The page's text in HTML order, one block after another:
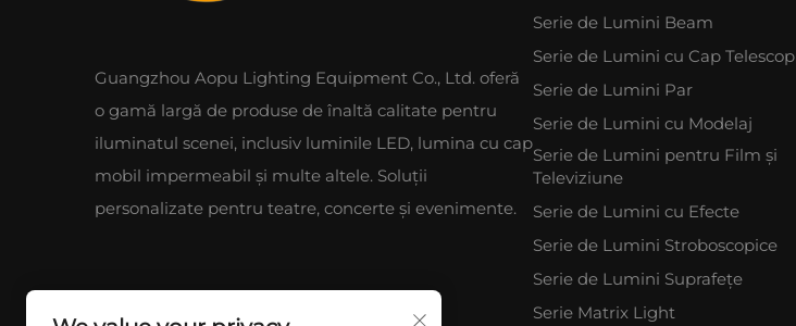
Guangzhou Aopu Lighting Equipment Co., Ltd. oferă
o gamă largă de produse de înaltă calitate pentru
iluminatul scenei, inclusiv luminile LED, lumina cu cap
mobil impermeabil și multe altele. Soluții
personalizate pentru teatre, concerte și evenimente.
Serie de Lumini Beam
Serie de Lumini cu Cap Telescop
Serie de Lumini Par
Serie de Lumini cu Modelaj
Serie de Lumini pentru Film și
Televiziune
Serie de Lumini cu Efecte
Serie de Lumini Stroboscopice
Serie de Lumini Suprafețe
Serie Matrix Light